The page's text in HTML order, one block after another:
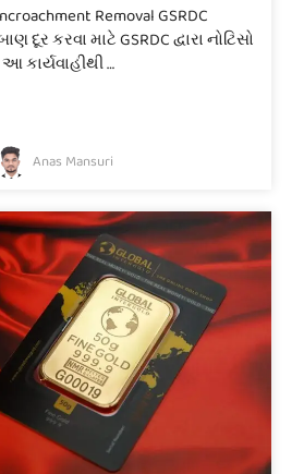
Removal GSRDC
દૂર કરવા માટે GSRDC દ્વારા નોટિસો
કાર્યવાહીથી …
Anas Mansuri